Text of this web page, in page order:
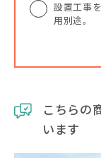
設置工事
用別途。
こちらの
います